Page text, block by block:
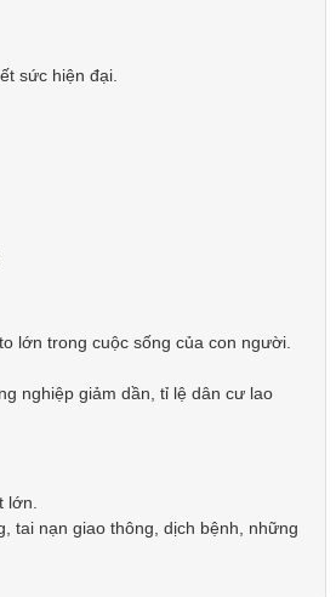
sức hiện đại.
lớn trong cuộc sống của con người.
nghiệp giảm dần, tỉ lệ dân cư lao
lớn.
tai nạn giao thông, dịch bệnh, những